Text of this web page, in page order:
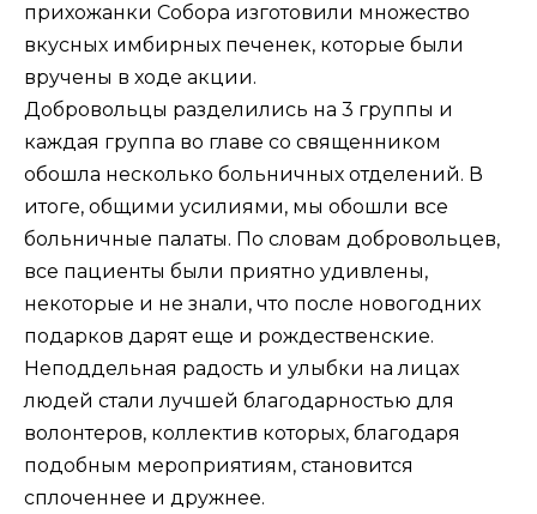
прихожанки Собора изготовили множество
вкусных имбирных печенек, которые были
вручены в ходе акции.
Добровольцы разделились на 3 группы и
каждая группа во главе со священником
обошла несколько больничных отделений. В
итоге, общими усилиями, мы обошли все
больничные палаты. По словам добровольцев,
все пациенты были приятно удивлены,
некоторые и не знали, что после новогодних
подарков дарят еще и рождественские.
Неподдельная радость и улыбки на лицах
людей стали лучшей благодарностью для
волонтеров, коллектив которых, благодаря
подобным мероприятиям, становится
сплоченнее и дружнее.